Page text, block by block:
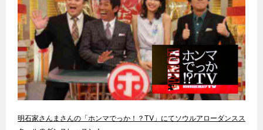
明石家さんまさんの「ホンマでっか！？TV」にてソウルアローダンスス